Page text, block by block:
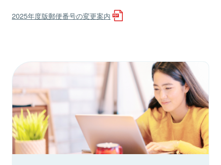
2025年度版郵便番号の変更案内